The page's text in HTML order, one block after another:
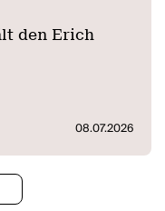
den Erich
08.07.2026